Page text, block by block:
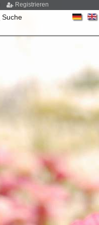
Registrieren
Suche